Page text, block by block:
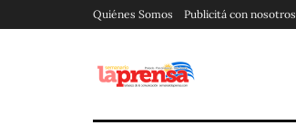
Quiénes Somos Publicitá con nosotros